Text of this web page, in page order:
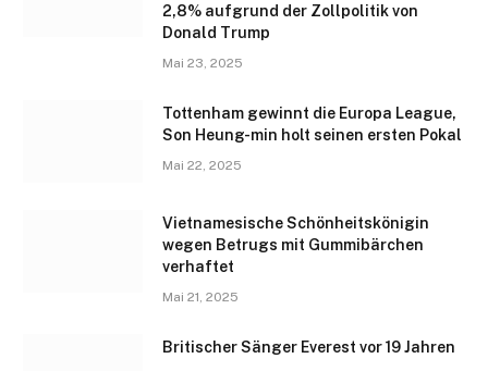
2,8% aufgrund der Zollpolitik von
Donald Trump
Mai 23, 2025
Tottenham gewinnt die Europa League,
Son Heung-min holt seinen ersten Pokal
Mai 22, 2025
Vietnamesische Schönheitskönigin
wegen Betrugs mit Gummibärchen
verhaftet
Mai 21, 2025
Britischer Sänger Everest vor 19 Jahren